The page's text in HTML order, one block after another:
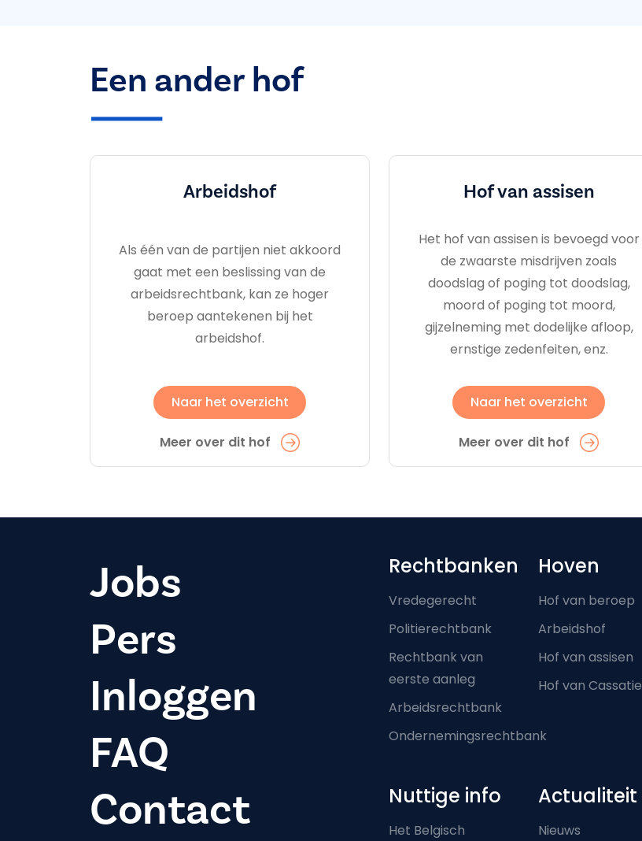
Een ander hof
Arbeidshof
Als één van de partijen niet akkoord
gaat met een beslissing van de
arbeidsrechtbank, kan ze hoger
beroep aantekenen bij het
arbeidshof.
Naar het overzicht
Meer over dit hof
Hof van assisen
Het hof van assisen is bevoegd voor
de zwaarste misdrijven zoals
doodslag of poging tot doodslag,
moord of poging tot moord,
gijzelneming met dodelijke afloop,
ernstige zedenfeiten, enz.
Naar het overzicht
Meer over dit hof
Jobs
Pers
Inloggen
FAQ
Contact
Footer-menu
Rechtbanken
Vredegerecht
Politierechtbank
Rechtbank van
eerste aanleg
Arbeidsrechtbank
Ondernemingsrechtbank
Hoven
Hof van beroep
Arbeidshof
Hof van assisen
Hof van Cassatie
Nuttige info
Het Belgisch
Actualiteit
Nieuws